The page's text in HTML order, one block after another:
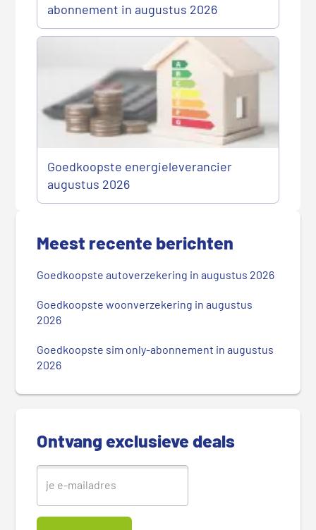
abonnement in augustus 2026
Goedkoopste energieleverancier
augustus 2026
d
Meest recente berichten
Goedkoopste autoverzekering in augustus 2026
Goedkoopste woonverzekering in augustus
2026
Goedkoopste sim only-abonnement in augustus
2026
Ontvang exclusieve deals